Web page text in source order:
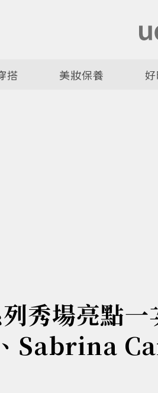
搭 美妝保養
秀場亮點
Sabrina